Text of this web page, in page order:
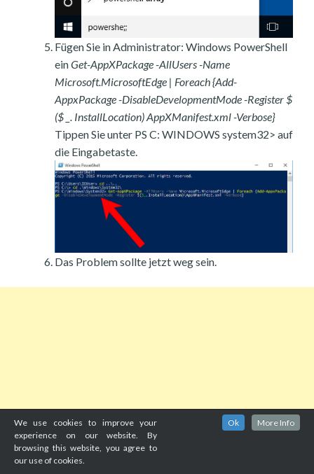
Fügen Sie in Administrator: Windows PowerShell
einGet-AppXPackage -AllUsers -Name
Microsoft.MicrosoftEdge | Foreach {Add-
AppxPackage -DisableDevelopmentMode -Register $
($ _. InstallLocation) AppXManifest.xml -Verbose}
Tippen Sie unter PS C: WINDOWS system32> auf
die Eingabetaste.
Das Problem sollte jetzt weg sein.
We use cookies to improve your
experience on our website. By
browsing this website, you agree to
our use of cookies.
Ok More Info